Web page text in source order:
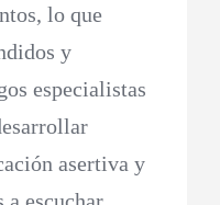
lo que
y
especialistas
asertiva y